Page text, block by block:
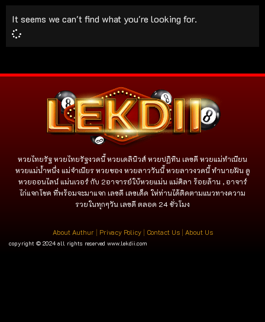
It seems we can't find what you're looking for.
หวยไทยรัฐ หวยไทยรัฐงวดนี้ หวยเดลินิวส์ หวยปฏิทิน เลขดี หวยแม่ทำเนียน
หวยแม่น้ำหนึ่ง แม่จําเนียร หวยซอง หวยลาววันนี้ หวยลาวงวดนี้ ทำนายฝัน ดู
หวยออนไลน์ แม่นเวอร์ กับ 2อาจารย์ใบ้หวยแม่น แม่ศิลา ร้อยล้าน , อาจาร์
ไก่แจกโชค ที่พร้อมจะมาแจก เลขดี เลขเด็ด ให่ท่านได้ติดตามแนวทางความ
รวยในทุกๆวัน เลขดี ตลอด 24 ชั่วโมง
About Authur | Privacy Policy| Contact Us| About Us
copyright © 2024 all rights reserved www.lekdii.com